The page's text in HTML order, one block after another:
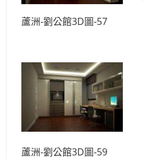
蘆洲-劉公館3D圖-57
蘆洲-劉公館3D圖-59